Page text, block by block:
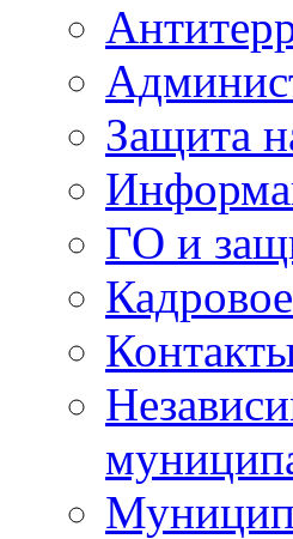
Защита
ГО и